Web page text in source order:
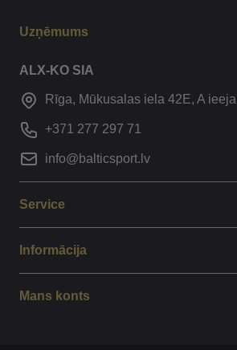
Uzņēmums
ALX-KO SIA
Rīga, Mūkusalas iela 42E, A ieeja
+371 277 297 71
info@balticsport.lv
Service
Informācija
Mans konts